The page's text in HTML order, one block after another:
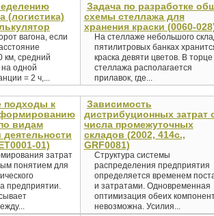
(логистика)
вагона, если
км, средний
на одной
= 2 ч,...
Задача по разработке
схемы стеллажа для
хранения краски (0060-
На стеллаже небольшого
пятилитровых банках
краска девяти цветов. В торце
стеллажа располагается
прилавок, где...
подходы к
видам
деятельности
01)
затрат
понятием для
предприятии.
Зависимость
дистрибуционных затрат
числа промежуточных
складов (2002, 414с.,
GRF0081)
Структура системы
распределения предприятия
определяется временем
и затратами. Одновременная
оптимизация обеих
невозможна. Усилия...